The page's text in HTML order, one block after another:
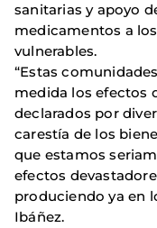
sanitarias y apoyo
medicamentos a
vulnerables.
“Estas
medida los efectos
declarados por
carestía de los
que estamos
efectos
produciendo ya en
Ibáñez.